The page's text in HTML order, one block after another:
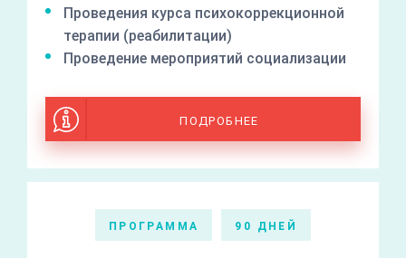
Проведения курса психокоррекционной
терапии (реабилитации)
Проведение мероприятий социализации
ПОДРОБНЕЕ
ПРОГРАММА 90 ДНЕЙ